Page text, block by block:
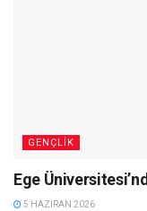
GENÇLIK
Ege
5 HAZIRAN 2026